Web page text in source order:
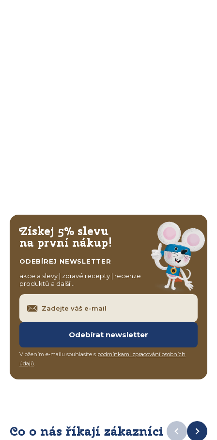
Získej 5% slevu
na první nákup!
ODEBÍREJ NEWSLETTER
akce a slevy | zdravé recepty | recenze
produktů a další…
Odebírat newsletter
Vložením e-mailu souhlasíte s podmínkami zpracování osobních
údajů.
Co o nás říkají zákazníci